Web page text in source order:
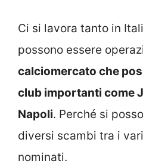
Ci si lavora tanto in
possono essere
calciomercato che
club importanti come
Napoli. Perché si
diversi scambi tra i
nominati.